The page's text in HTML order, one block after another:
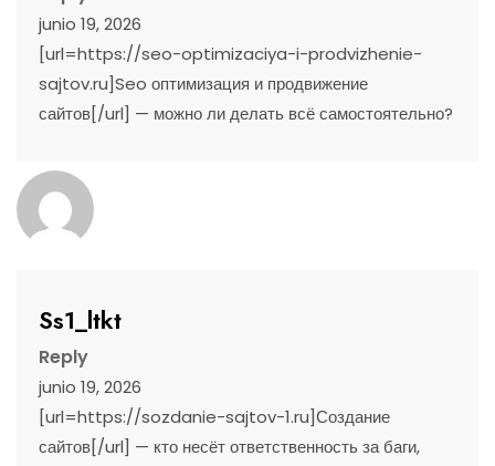
junio 19, 2026
[url=https://seo-optimizaciya-i-prodvizhenie-
sajtov.ru]Seo оптимизация и продвижение
сайтов[/url] — можно ли делать всё самостоятельно?
Ss1_ltkt
Reply
junio 19, 2026
[url=https://sozdanie-sajtov-1.ru]Создание
сайтов[/url] — кто несёт ответственность за баги,